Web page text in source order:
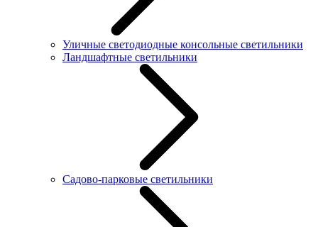
Уличные светодиодные консольные светильники
Ландшафтные светильники
Садово-парковые светильники